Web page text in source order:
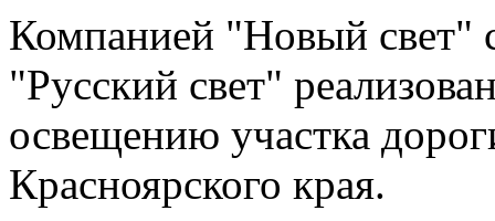
Компанией "Новый свет"
"Русский свет"
освещению участка
Красноярского края.